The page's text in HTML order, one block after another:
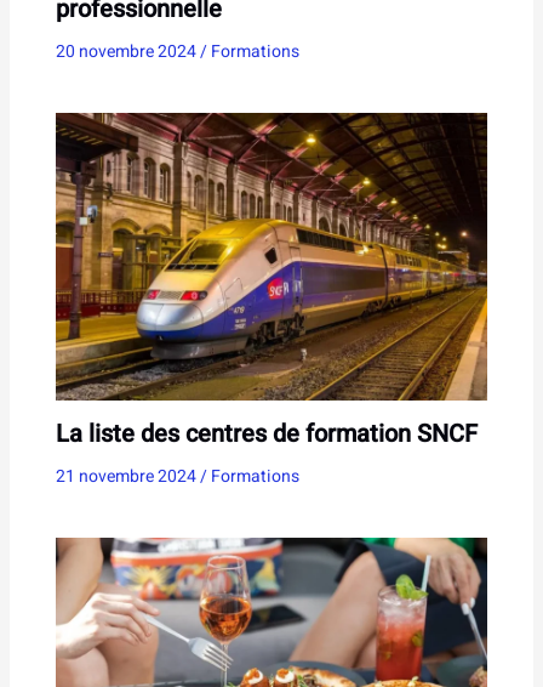
professionnelle
20 novembre 2024/Formations
La liste des centres de formation SNCF
21 novembre 2024/Formations